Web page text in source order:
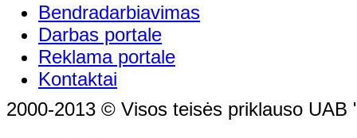
Bendradarbiavimas
Darbas portale
Reklama portale
Kontaktai
2000-2013 © Visos teisės priklauso UAB